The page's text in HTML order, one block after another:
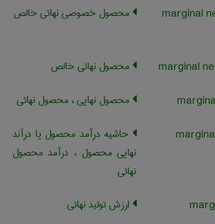
marginal
محصول خصوصی نهائی خالص
محصول نهائی خالص
محصول نهایی ، محصول نهائی
حاشیه درآمد محصول یا درآند
نهایی محصول ، درآمد محصول
نهائی
ارزش تولید نهائی